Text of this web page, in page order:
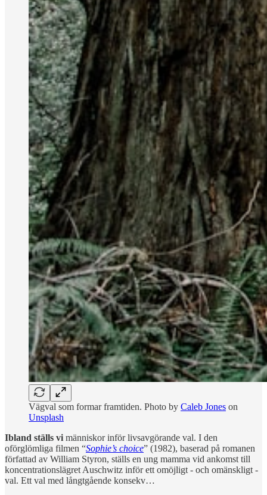
Vägval som formar framtiden. Photo by Caleb Jones on
Unsplash
Ibland ställs vi människor inför livsavgörande val. I den
oförglömliga filmen “Sophie’s choice” (1982), baserad på romanen
författad av William Styron, ställs en ung mamma vid ankomst till
koncentrationslägret Auschwitz inför ett omöjligt - och omänskligt -
val. Ett val med långtgående konsekv…